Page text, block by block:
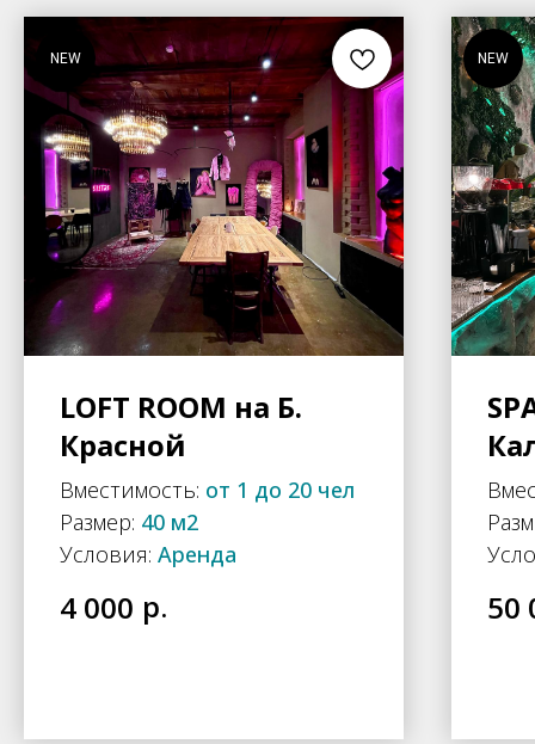
NEW
LOFT ROOM на Б.
Красной
Вместимость: от 1 до 20 чел
Размер: 40 м2
Условия: Аренда
4 000 р.
NEW
50